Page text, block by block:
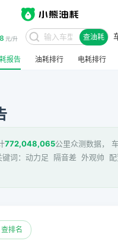
元/升 查油耗
报告 油耗排行 电耗排行
772,048,065公里众测数据，
键词：动力足 隔音差 外观帅
查排名